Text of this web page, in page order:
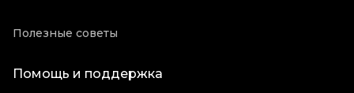
Полезные советы
Помощь и поддержка